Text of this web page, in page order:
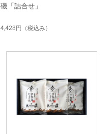
磯「詰合せ」
4,428円 （税込み）